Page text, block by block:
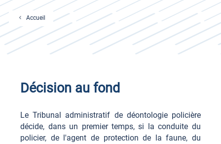
Accueil
Décision au fond
Le Tribunal administratif de déontologie policière
décide, dans un premier temps, si la conduite du
policier, de l'agent de protection de la faune, du